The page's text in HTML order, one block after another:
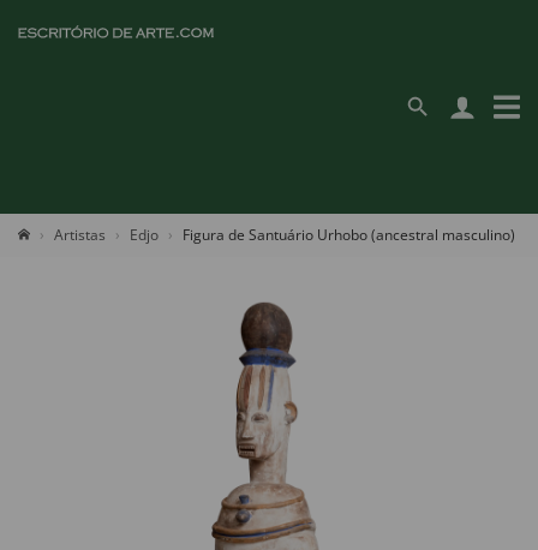
Artistas Edjo Figura de Santuário Urhobo (ancestral masculino)